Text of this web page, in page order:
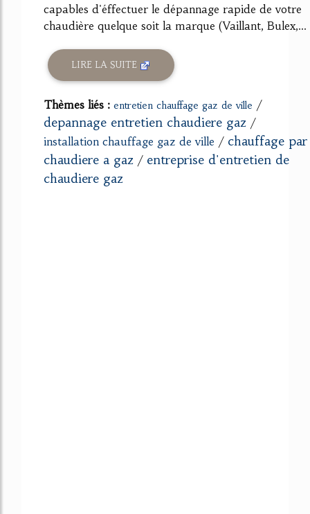
capables d'éffectuer le dépannage rapide de votre
chaudière quelque soit la marque (Vaillant, Bulex,...
LIRE LA SUITE
Thèmes liés : entretien chauffage gaz de ville /
depannage entretien chaudiere gaz /
installation chauffage gaz de ville / chauffage par
chaudiere a gaz / entreprise d'entretien de
chaudiere gaz